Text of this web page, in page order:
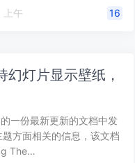
日, 8:20 上午 16
灯片显示壁纸，
一份最新更新的文档中发
方面相关的信息，该文档
The…